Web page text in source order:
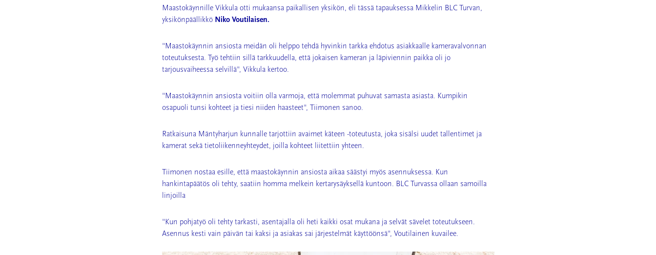
Maastokäynnille Vikkula otti mukaansa paikallisen yksikön, eli tässä tapauksessa Mikkelin BLC Turvan,
yksikönpäällikkö Niko Voutilaisen.
"Maastokäynnin ansiosta meidän oli helppo tehdä hyvinkin tarkka ehdotus asiakkaalle kameravalvonnan
toteutuksesta. Työ tehtiin sillä tarkkuudella, että jokaisen kameran ja läpiviennin paikka oli jo
tarjousvaiheessa selvillä", Vikkula kertoo.
"Maastokäynnin ansiosta voitiin olla varmoja, että molemmat puhuvat samasta asiasta. Kumpikin
osapuoli tunsi kohteet ja tiesi niiden haasteet", Tiimonen sanoo.
Ratkaisuna Mäntyharjun kunnalle tarjottiin avaimet käteen -toteutusta, joka sisälsi uudet tallentimet ja
kamerat sekä tietoliikenneyhteydet, joilla kohteet liitettiin yhteen.
Tiimonen nostaa esille, että maastokäynnin ansiosta aikaa säästyi myös asennuksessa. Kun
hankintapäätös oli tehty, saatiin homma melkein kertarysäyksellä kuntoon. BLC Turvassa ollaan samoilla
linjoilla
"Kun pohjatyö oli tehty tarkasti, asentajalla oli heti kaikki osat mukana ja selvät sävelet toteutukseen.
Asennus kesti vain päivän tai kaksi ja asiakas sai järjestelmät käyttöönsä", Voutilainen kuvailee.